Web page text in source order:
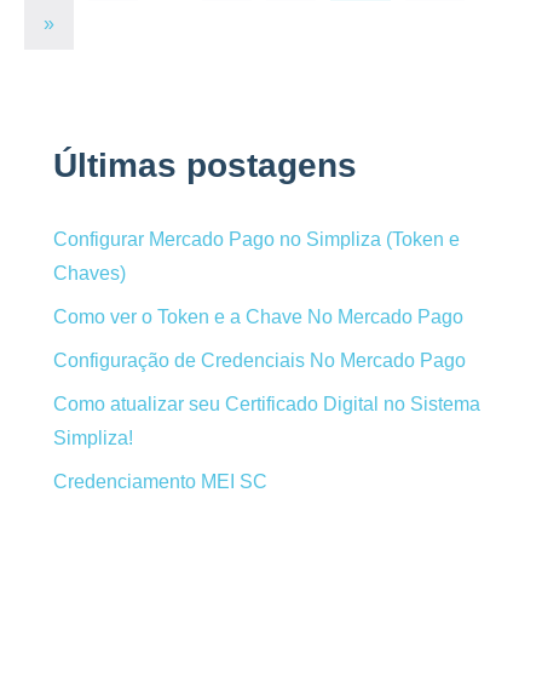
de
Post
»
Últimas postagens
Configurar Mercado Pago no Simpliza (Token e
Chaves)
Como ver o Token e a Chave No Mercado Pago
Configuração de Credenciais No Mercado Pago
Como atualizar seu Certificado Digital no Sistema
Simpliza!
Credenciamento MEI SC